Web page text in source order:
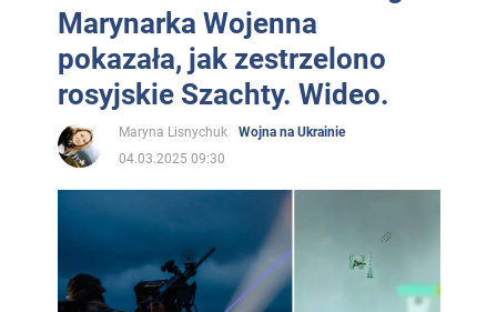
Marynarka Wojenna
pokazała, jak zestrzelono
rosyjskie Szachty. Wideo.
Maryna Lisnychuk
Wojna na Ukrainie
04.03.2025 09:30